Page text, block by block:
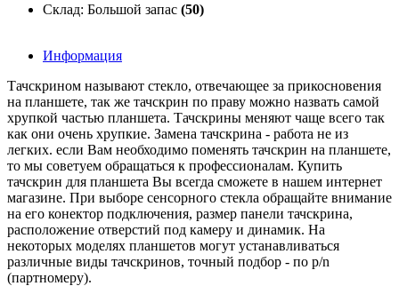
Склад: Большой запас (50)
Информация
Тачскрином называют стекло, отвечающее за прикосновения
на планшете, так же тачскрин по праву можно назвать самой
хрупкой частью планшета. Тачскрины меняют чаще всего так
как они очень хрупкие. Замена тачскрина - работа не из
легких. если Вам необходимо поменять тачскрин на планшете,
то мы советуем обращаться к профессионалам. Купить
тачскрин для планшета Вы всегда сможете в нашем интернет
магазине. При выборе сенсорного стекла обращайте внимание
на его конектор подключения, размер панели тачскрина,
расположение отверстий под камеру и динамик. На
некоторых моделях планшетов могут устанавливаться
различные виды тачскринов, точный подбор - по p/n
(партномеру).